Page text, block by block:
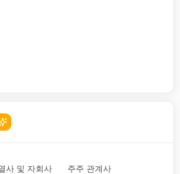
사 및 자회사 주주 관계사